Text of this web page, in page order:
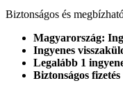
Biztonságos és
Magyarország:
Ingyenes
Legalább 1
Biztonságos fizetés